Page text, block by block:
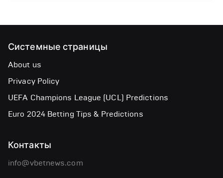
Системные страницы
About us
Privacy Policy
UEFA Champions League (UCL) Predictions
Euro 2024 Betting Tips & Predictions
Контакты
info@vbetnews.com